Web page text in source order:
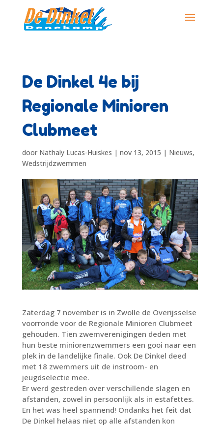
De Dinkel 4e bij
Regionale Minioren
Clubmeet
door Nathaly Lucas-Huiskes | nov 13, 2015 | Nieuws,
Wedstrijdzwemmen
Zaterdag 7 november is in Zwolle de Overijsselse
voorronde voor de Regionale Minioren Clubmeet
gehouden. Tien zwemverenigingen deden met
hun beste miniorenzwemmers een gooi naar een
plek in de landelijke finale. Ook De Dinkel deed
met 18 zwemmers uit de instroom- en
jeugdselectie mee.
Er werd gestreden over verschillende slagen en
afstanden, zowel in persoonlijk als in estafettes.
En het was heel spannend! Ondanks het feit dat
De Dinkel helaas niet op alle afstanden kon